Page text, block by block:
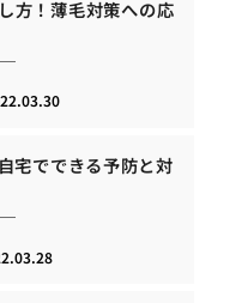
方！薄毛対策への応
宅でできる予防と対